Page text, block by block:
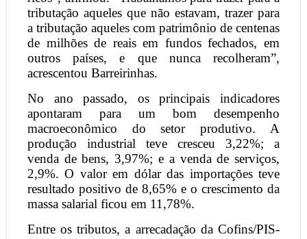
tributação aqueles que não estavam, trazer para
a tributação aqueles com patrimônio de centenas
de milhões de reais em fundos fechados, em
outros países, e que nunca recolheram”,
acrescentou Barreirinhas.
No ano passado, os principais indicadores
apontaram para um bom desempenho
macroeconômico do setor produtivo. A
produção industrial teve cresceu 3,22%; a
venda de bens, 3,97%; e a venda de serviços,
2,9%. O valor em dólar das importações teve
resultado positivo de 8,65% e o crescimento da
massa salarial ficou em 11,78%.
Entre os tributos, a arrecadação da Cofins/PIS-